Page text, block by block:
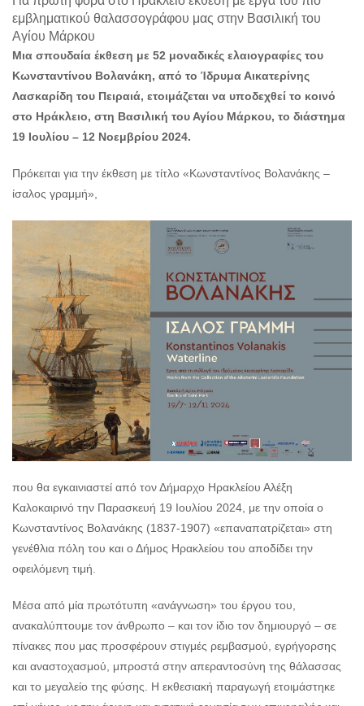
ΤΟΠΟΣ
ΜΑΣ
ΠΟΛΙΤΙΣΜΟΣ
ΠΟΛΗ
εμβληματικού θαλασσογράφου μας στην Βασιλική του
Αγίου Μάρκου
Μια σπουδαία έκθεση με 52 μοναδικές ελαιογραφίες του
Κωνσταντίνου Βολανάκη, από το Ίδρυμα Αικατερίνης
Λασκαρίδη του Πειραιά, ετοιμάζεται να υποδεχθεί το κοινό
στο Ηράκλειο, στη Βασιλική του Αγίου Μάρκου, το διάστημα
19 Ιουλίου – 12 Νοεμβρίου 2024.
Πρόκειται για την έκθεση με τίτλο «Κωνσταντίνος Βολανάκης –
ίσαλος γραμμή»,
που θα εγκαινιαστεί από τον Δήμαρχο Ηρακλείου Αλέξη
Καλοκαιρινό την Παρασκευή 19 Ιουλίου 2024, με την οποία ο
Κωνσταντίνος Βολανάκης (1837-1907) «επαναπατρίζεται» στη
γενέθλια πόλη του και ο Δήμος Ηρακλείου του αποδίδει την
οφειλόμενη τιμή.
Μέσα από μία πρωτότυπη «ανάγνωση» του έργου του,
ανακαλύπτουμε τον άνθρωπο – και τον ίδιο τον δημιουργό – σε
πίνακες που μας προσφέρουν στιγμές ρεμβασμού, εγρήγορσης
και αναστοχασμού, μπροστά στην απεραντοσύνη της θάλασσας
και το μεγαλείο της φύσης. Η εκθεσιακή παραγωγή ετοιμάστηκε